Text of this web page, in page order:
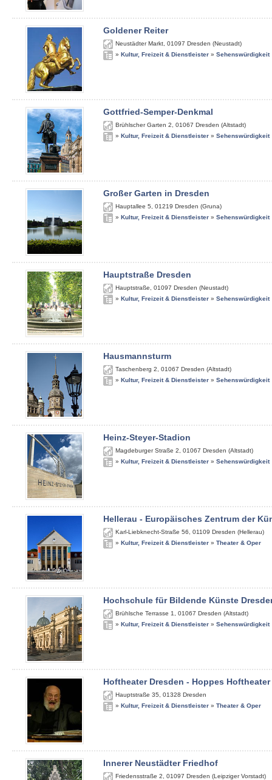
Goldener Reiter
Neustädter Markt 01097 Dresden (Neustadt)
» Kultur, Freizeit & Dienstleister » Sehenswürdigkeit
Gottfried-Semper-Denkmal
Brühlscher Garten 2 01067 Dresden (Altstadt)
» Kultur, Freizeit & Dienstleister » Sehenswürdigkeit
Großer Garten in Dresden
Hauptallee 5 01219 Dresden (Gruna)
» Kultur, Freizeit & Dienstleister » Sehenswürdigkeit
Hauptstraße Dresden
Hauptstraße 01097 Dresden (Neustadt)
» Kultur, Freizeit & Dienstleister » Sehenswürdigkeit
Hausmannsturm
Taschenberg 2 01067 Dresden (Altstadt)
» Kultur, Freizeit & Dienstleister » Sehenswürdigkeit
Heinz-Steyer-Stadion
Magdeburger Straße 2 01067 Dresden (Altstadt)
» Kultur, Freizeit & Dienstleister » Sehenswürdigkeit
Hellerau - Europäisches Zentrum der
Karl-Liebknecht-Straße 56 01109 Dresden (Hellerau)
» Kultur, Freizeit & Dienstleister » Theater & Oper
Hochschule für Bildende Künste
Brühlsche Terrasse 1 01067 Dresden (Altstadt)
» Kultur, Freizeit & Dienstleister » Sehenswürdigkeit
Hoftheater Dresden - Hoppes Hoftheater
Hauptstraße 35 01328 Dresden
» Kultur, Freizeit & Dienstleister » Theater & Oper
Innerer Neustädter Friedhof
Friedensstraße 2 01097 Dresden (Leipziger Vorstadt)